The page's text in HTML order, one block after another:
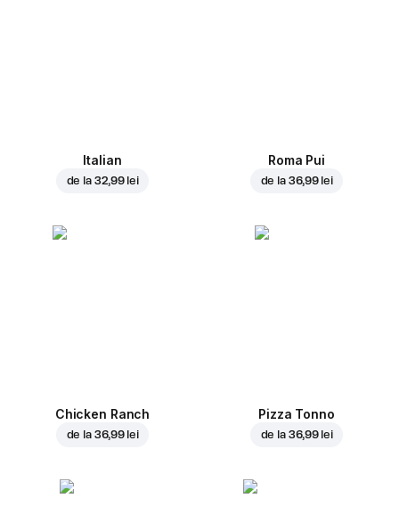
Italian
de la 32,99 lei
Roma Pui
de la 36,99 lei
Chicken Ranch
de la 36,99 lei
Pizza Tonno
de la 36,99 lei